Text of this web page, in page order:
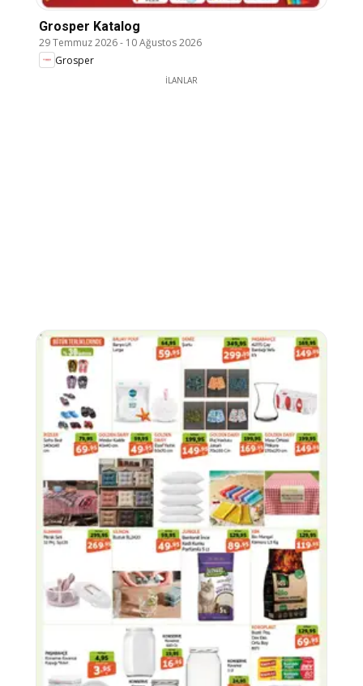
Grosper Katalog
29 Temmuz 2026- 10 Ağustos 2026
Grosper
İLANLAR